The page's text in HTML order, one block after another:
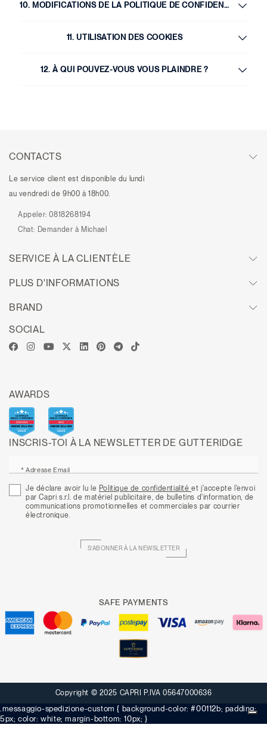
10. MODIFICATIONS DE LA POLITIQUE DE CONFIDENTIALITÉ
11. UTILISATION DES COOKIES
12. À QUI POUVEZ-VOUS VOUS PLAINDRE ?
CONTACTS
Le service client est disponible du lundi
au vendredi de 9h00 à 18h00.
Appeler: 0818268194
Chat: Demander à Michael
SERVICE À LA CLIENTÈLE
PLUS D'INFORMATIONS
BRAND
INSCRIS-TOI À LA NEWSLETTER DE GUTTERIDGE
* Adresse Email
Je déclare avoir lu le Politique de confidentialitéet j'accepte l'envoi
par Capri s.r.l. de matériel publicitaire, de bulletins d'information, de
communications promotionnelles et commerciales par courrier
électronique.
S’ABONNER À LA NEWSLETTER
SOCIAL
AWARDS
SAFE PAYMENTS
Copyright © 2025 CAPRI P.IVA 05647000636
.messaggio-spedizione-custom { background-color: #00112b; padding:
5px; color: white; margin-bottom: 10px; }